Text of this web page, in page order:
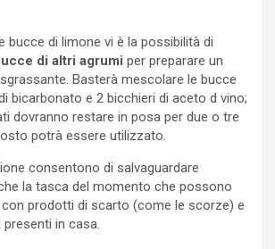
bucce di limone vi è la possibilità di
di altri agrumi per preparare un
Basterà mescolare le bucce
bicarbonato e 2 bicchieri di aceto d vino;
dovranno restare in posa per due o tre
potrà essere utilizzato.
consentono di salvaguardare
la tasca del momento che possono
prodotti di scarto (come le scorze) e
in casa.